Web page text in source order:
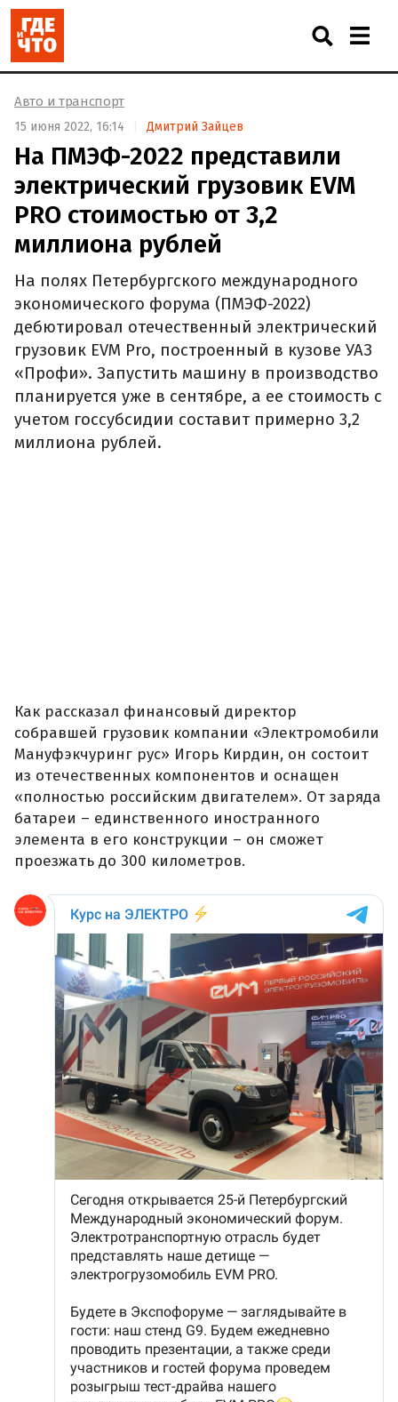
Авто и транспорт
15 июня 2022, 16:14 Дмитрий Зайцев
На ПМЭФ-2022 представили
электрический грузовик EVM
PRO стоимостью от 3,2
миллиона рублей
На полях Петербургского международного
экономического форума (ПМЭФ-2022)
дебютировал отечественный электрический
грузовик EVM Pro, построенный в кузове УАЗ
«Профи». Запустить машину в производство
планируется уже в сентябре, а ее стоимость с
учетом госсубсидии составит примерно 3,2
миллиона рублей.
Как рассказал финансовый директор
собравшей грузовик компании «Электромобили
Мануфэкчуринг рус» Игорь Кирдин, он состоит
из отечественных компонентов и оснащен
«полностью российским двигателем». От заряда
батареи – единственного иностранного
элемента в его конструкции – он сможет
проезжать до 300 километров.